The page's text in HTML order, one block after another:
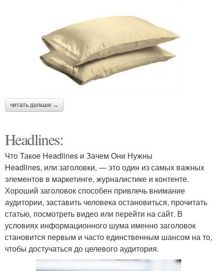
читать дальше →
Headlines:
Что Такое Headlines и Зачем Они Нужны
Headlines, или заголовки, — это один из самых важных
элементов в маркетинге, журналистике и контенте.
Хороший заголовок способен привлечь внимание
аудитории, заставить человека остановиться, прочитать
статью, посмотреть видео или перейти на сайт. В
условиях информационного шума именно заголовок
становится первым и часто единственным шансом на то,
чтобы достучаться до целевого аудитория.